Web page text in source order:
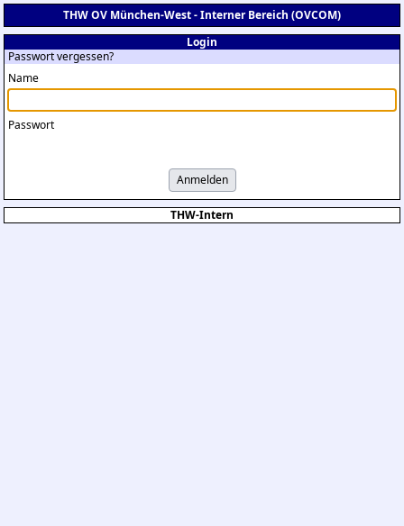
THW OV München-West - Interner Bereich (OVCOM)
Login
Passwort vergessen?
Name
Passwort
Anmelden
THW-Intern